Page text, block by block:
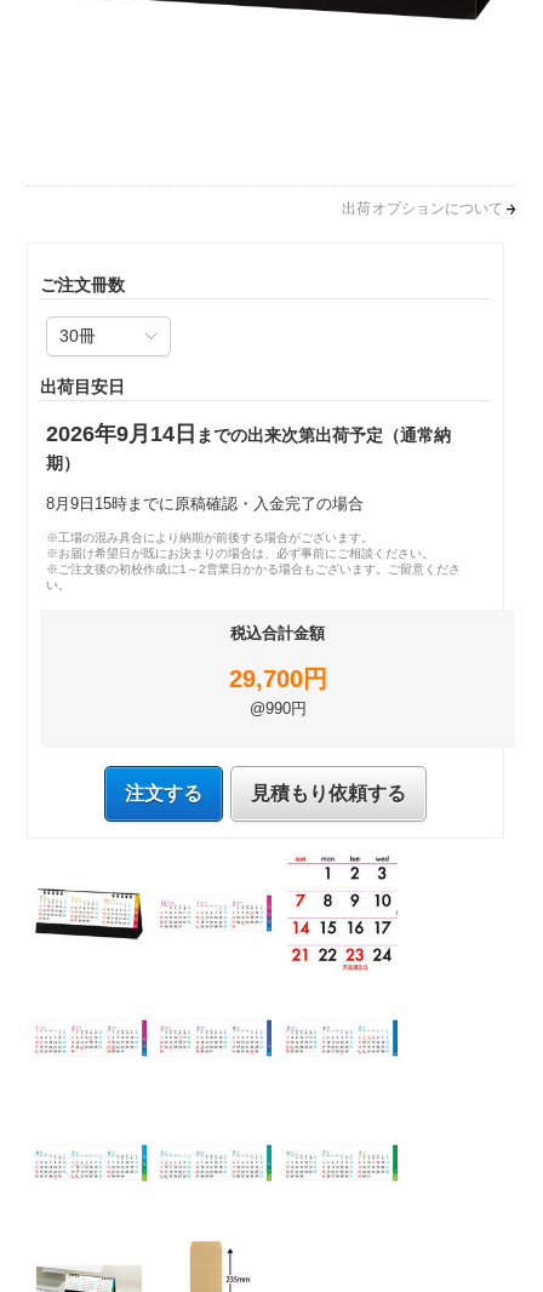
出荷オプションについて
ご注文冊数
出荷目安日
2026年9月14日 までの出来次第出荷予定（通常納
期）
8月9日15時までに原稿確認・入金完了の場合
※工場の混み具合により納期が前後する場合がございます。
※お届け希望日が既にお決まりの場合は、必ず事前にご相談ください。
※ご注文後の初校作成に1～2営業日かかる場合もございます。ご留意くださ
い。
税込合計金額
29,700円
@990円
注文する 見積もり依頼する